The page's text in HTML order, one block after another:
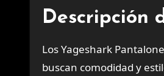
Descripción
Los Yageshark
buscan comodidad y